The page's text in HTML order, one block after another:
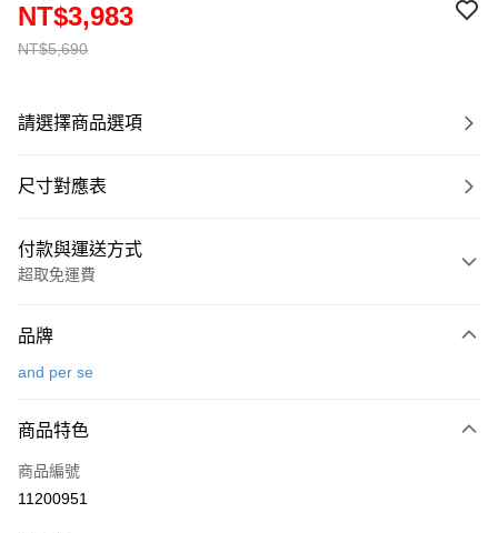
NT$5,690
NT$3,983
請選擇商品選項
尺寸對應表
付款與運送方式
超取免運費
信用卡一次付款
LINE Pay
Apple Pay
品牌
and per se
商品特色
商品編號
11200951